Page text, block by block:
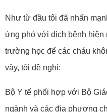
Như từ đầu tôi đã nhấn
ứng phó với dịch bệnh
trường học để các cháu
vậy, tôi đề nghị:
Bộ Y tế phối hợp với Bộ
ngành và các địa phương